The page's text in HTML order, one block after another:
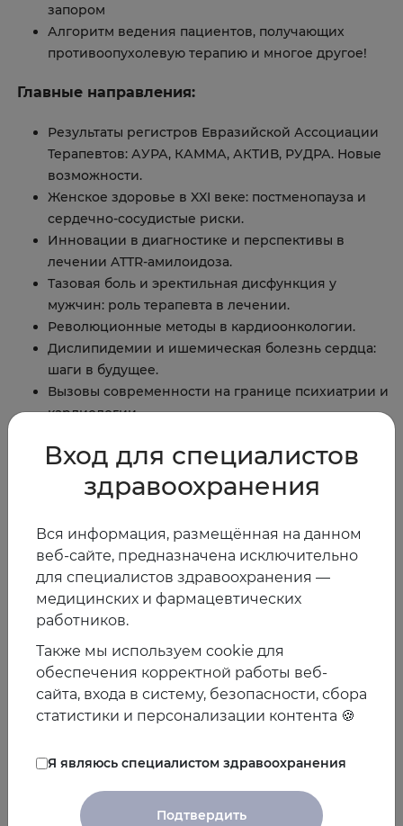
запором
Алгоритм ведения пациентов, получающих
противоопухолевую терапию и многое другое!
Главные направления:
Результаты регистров Евразийской Ассоциации
Терапевтов: АУРА, КАММА, АКТИВ, РУДРА. Новые
возможности.
Женское здоровье в XXI веке: постменопауза и
сердечно-сосудистые риски.
Инновации в диагностике и перспективы в
лечении ATTR-амилоидоза.
Тазовая боль и эректильная дисфункция у
мужчин: роль терапевта в лечении.
Революционные методы в кардиоонкологии.
Дислипидемии и ишемическая болезнь сердца:
шаги в будущее.
Вызовы современности на границе психиатрии и
кардиологии.
предсердий.
Микробиота ЖКТ и связь с СС-заболеваниями.
Борьба с неалкогольной жировой болезнью
Современных стратегии лечения пациентов с
запорами.
024.euat.ru/
Предыдущая
Следующая
Вход для специалистов
здравоохранения
Вся информация, размещённая на данном
веб-сайте, предназначена исключительно
для специалистов здравоохранения —
медицинских и фармацевтических
работников.
Также мы используем cookie для
обеспечения корректной работы веб-
сайта, входа в систему, безопасности, сбора
статистики и персонализации контента 🍪
Я являюсь специалистом здравоохранения
Подтвердить